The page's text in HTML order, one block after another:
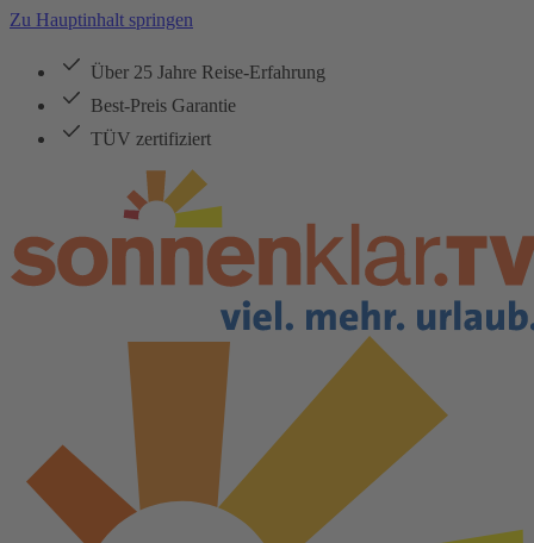
Zu Hauptinhalt springen
Über 25 Jahre Reise-Erfahrung
Best-Preis Garantie
TÜV zertifiziert